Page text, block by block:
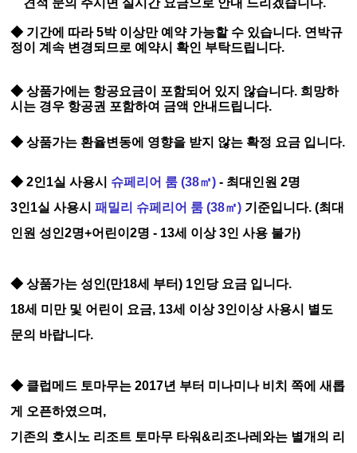
견적 문의 주시면 실시간 요금으로 안내 드리겠습니다.
◆ 기간에 따라 5박 이상만 예약 가능할 수 있습니다. 연박규
정이 계속 변경되므로 예약시 확인 부탁드립니다.
◆상품가에는 항공요금이 포함되어 있지 않습니다. 희망하
시는 경우 항공권 포함하여 금액 안내드립니다.
◆상품가는 환율변동에 영향을 받지 않는 확정 요금 입니다.
◆ 2인1실 사용시 슈페리어 룸 (38㎡) ​ - 최대인원 2명
3인1실 사용시패밀리 슈페리어 룸 (38㎡) ​기준입니다.(최대
인원 성인2명+어린이2명 - 13세 이상 3인 사용 불가)
◆ 상품가는 성인(만18세 부터) 1인당 요금 입니다.
18세 미만 및 어린이 요금, 13세 이상 3인이상 사용시 별도
문의 바랍니다.
◆ 클럽메드 토마무는 2017년 부터 미나미나 비치 쪽에 새롭
게 오픈하였으며,
기존의 호시노 리조트 토마무 타워&리조나레와는 별개의 리